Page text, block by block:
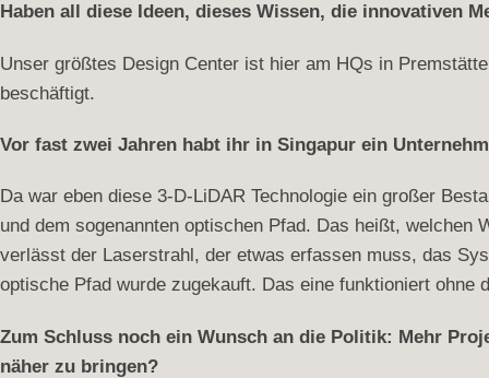
Haben all diese Ideen, dieses Wissen, die innovativen
Unser größtes Design Center ist hier am HQs in
beschäftigt.
Vor fast zwei Jahren habt ihr in Singapur ein
Da war eben diese 3-D-LiDAR Technologie ein großer
und dem sogenannten optischen Pfad. Das heißt,
verlässt der Laserstrahl, der etwas erfassen muss, das
optische Pfad wurde zugekauft. Das eine funktioniert ohne
Zum Schluss noch ein Wunsch an die Politik: Mehr
näher zu bringen?